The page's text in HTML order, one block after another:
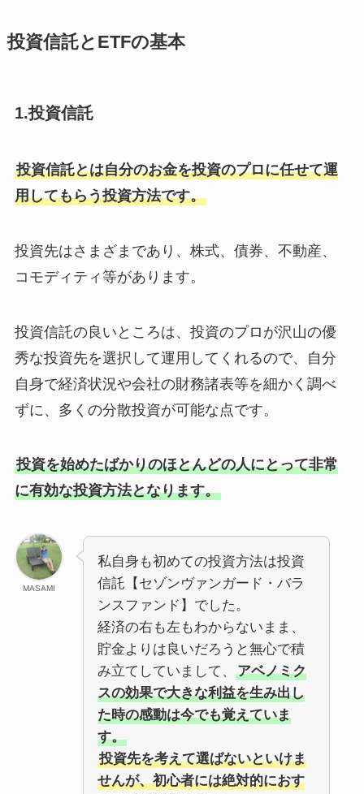
投資信託とETFの基本
1.投資信託
投資信託とは自分のお金を投資のプロに任せて運
用してもらう投資方法です。
投資先はさまざまであり、株式、債券、不動産、
コモディティ等があります。
投資信託の良いところは、投資のプロが沢山の優
秀な投資先を選択して運用してくれるので、自分
自身で経済状況や会社の財務諸表等を細かく調べ
ずに、多くの分散投資が可能な点です。
投資を始めたばかりのほとんどの人にとって非常
に有効な投資方法となります。
MASAMI
私自身も初めての投資方法は投資
信託【セゾンヴァンガード・バラ
ンスファンド】でした。
経済の右も左もわからないまま、
貯金よりは良いだろうと無心で積
み立てしていまして、
アベノミク
スの効果で大きな利益を生み出し
た時の感動は今でも覚えていま
す。
投資先を考えて選ばないといけま
せんが、初心者には絶対的におす